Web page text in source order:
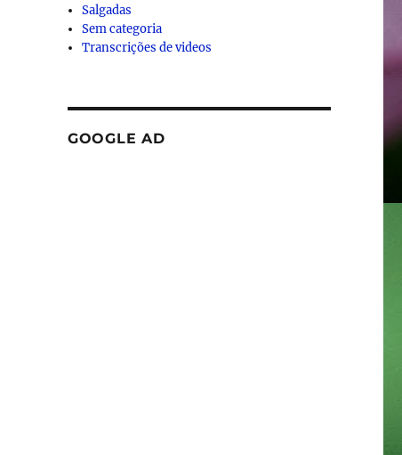
Salgadas
Sem categoria
Transcrições de videos
GOOGLE AD